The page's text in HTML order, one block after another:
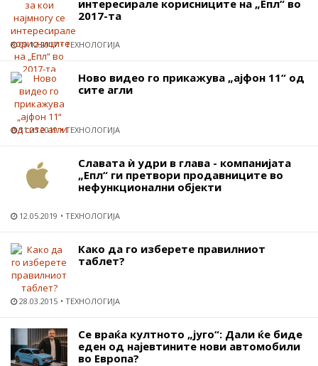
интересирале корисниците на „Епл“ во
2017-та
09.12.2017 ТЕХНОЛОГИЈА
Ново видео го прикажува „ајфон 11“ од
сите агли
31.05.2019 ТЕХНОЛОГИЈА
Славата ѝ удри в глава - компанијата
„Епл“ ги претвори продавниците во
нефункционални објекти
12.05.2019 ТЕХНОЛОГИЈА
Како да го изберете правилниот
таблет?
28.03.2015 ТЕХНОЛОГИЈА
Се враќа култното „југо“: Дали ќе биде
еден од најевтините нови автомобили
во Европа?